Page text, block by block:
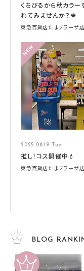
くちびるから秋カラー
れてみませんか？🍁
東急百貨店たまプラーザ店
2025.08.19 Tue
推し！コス開催中💄
東急百貨店たまプラーザ店
BLOG